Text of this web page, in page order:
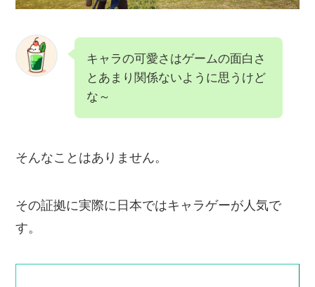
キャラの可愛さはゲームの面白さ
とあまり関係ないように思うけど
な～
そんなことはありません。
その証拠に実際に日本ではキャラゲーが人気で
す。